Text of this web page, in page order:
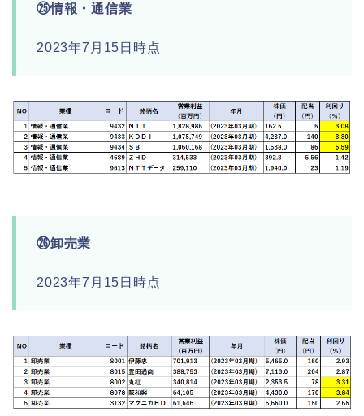
㉕情報・通信業
2023年7月15日時点
㉖卸売業
2023年7月15日時点